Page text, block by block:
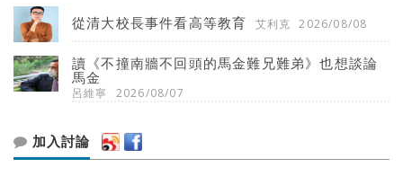
從清大校長事件看高等教育 艾利克 2026/08/08
讀《不撞南牆不回頭的馬金難兄難弟》也想談論
馬金
呂維寧 2026/08/07
加入討論